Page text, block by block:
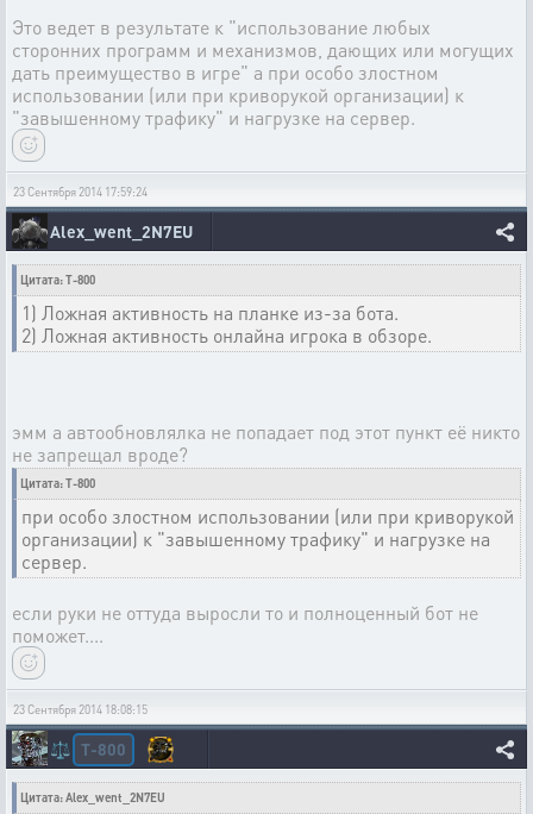
Это ведет в результате к "использование любых
сторонних программ и механизмов, дающих или могущих
дать преимущество в игре" а при особо злостном
использовании (или при криворукой организации) к
"завышенному трафику" и нагрузке на сервер.
23 Сентября 2014 17:59:24
Alex_went_2N7EU
Цитата: T-800
1) Ложная активность на планке из-за бота.
2) Ложная активность онлайна игрока в обзоре.
эмм а автообновлялка не попадает под этот пункт её никто
не запрещал вроде?
Цитата: T-800
при особо злостном использовании (или при криворукой
организации) к "завышенному трафику" и нагрузке на
сервер.
если руки не оттуда выросли то и полноценный бот не
поможет....
23 Сентября 2014 18:08:15
⚖️ T-800
Цитата: Alex_went_2N7EU